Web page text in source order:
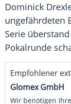
Dominick
ungefährdeten
Serie
Pokalrunde
Empfohlener
Glomex GmbH
Wir benötigen